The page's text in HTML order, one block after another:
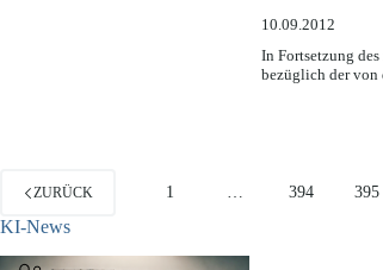
10.09.2012
In Fortsetzung
bezüglich der
ZURÜCK 1 … 394 395
KI-News